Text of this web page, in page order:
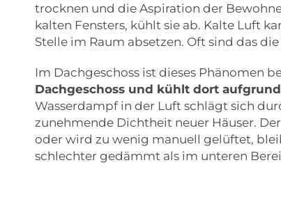
trocknen und die Aspiration der
kalten Fensters, kühlt sie ab. Kalte Luft
Stelle im Raum absetzen. Oft sind das
Im Dachgeschoss ist dieses Phänomen
Dachgeschoss und kühlt dort
Wasserdampf in der Luft schlägt sich
zunehmende Dichtheit neuer Häuser.
oder wird zu wenig manuell gelüftet,
schlechter gedämmt als im unteren